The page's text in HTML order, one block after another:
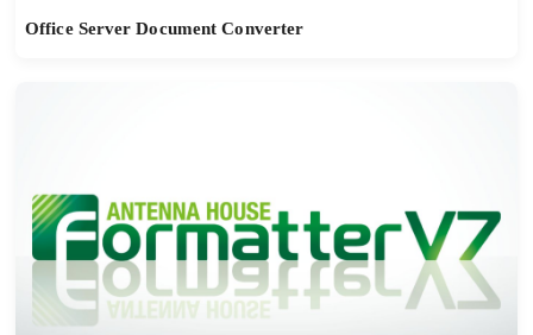
Office Server Document Converter